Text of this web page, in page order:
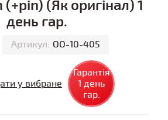
(Як оригінал) 1
день гар.
Артикул: ОО-10-405
у вибране
Гарантія
1 день
гар.